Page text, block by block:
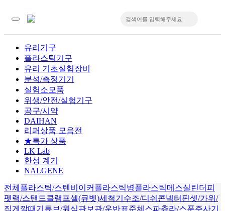
유리기구
플라스틱기구
유리 기초실험장비
분석/측정기기
실험소모품
위생/안전/실험기구
공구/시약
DAIHAN
리퍼상품 모음전
★특가 상품
LK Lab
한성 계기
NALGENE
전체 플라스틱/스텐비이커 플라스틱병플라스틱메스실린더 피
펫랙/스탠드클램프셀(큐벳)세척기 수조/디쉬 콘넥터 핀셋/가위/
집게 깔때기 튜브/원심관보관/운반표준체 스파츄라/스푼주사기